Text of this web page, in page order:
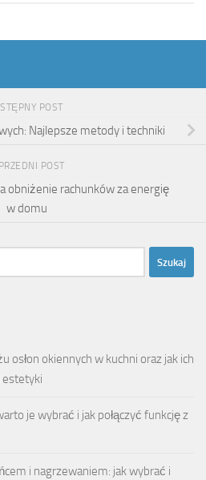
POST
Najlepsze metody i techniki
POST
obniżenie rachunków za energię
w domu
osłon okiennych w kuchni oraz jak ich
estetyki
je wybrać i jak połączyć funkcję z
i nagrzewaniem: jak wybrać i